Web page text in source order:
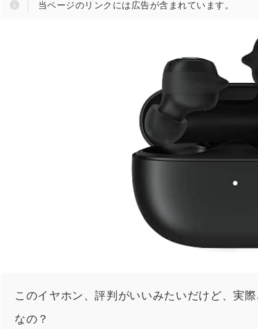
当ページのリンクには広告が含まれています。
このイヤホン、評判がいいみたいだけど、実
なの？